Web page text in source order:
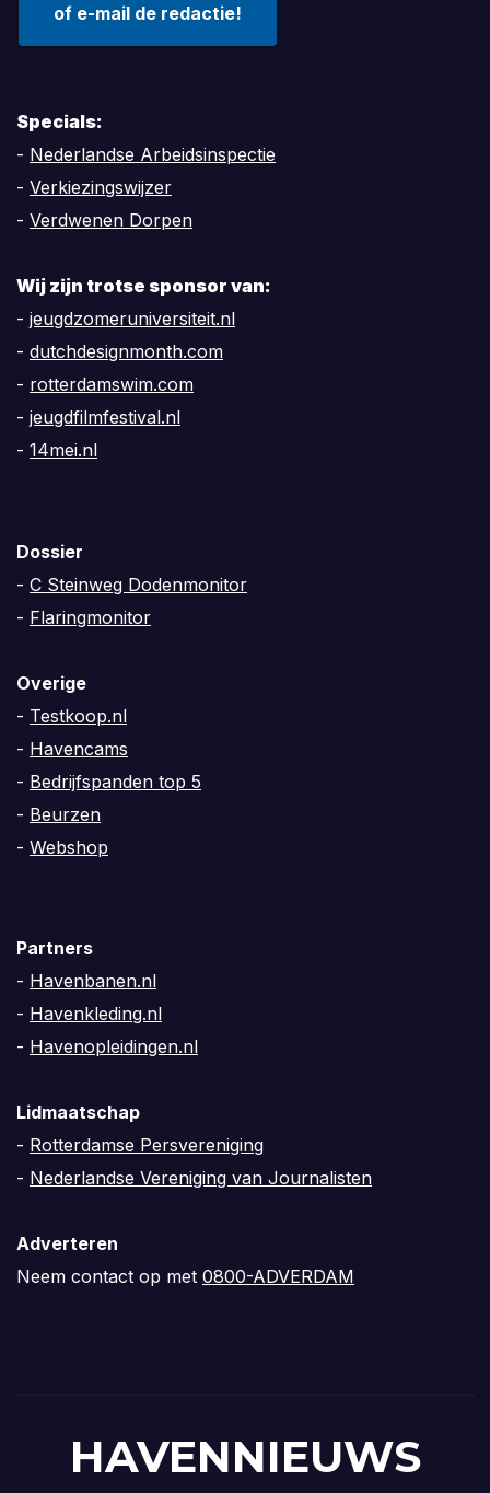
of e-mail de redactie!
Specials:
- Nederlandse Arbeidsinspectie
- Verkiezingswijzer
- Verdwenen Dorpen
Wij zijn trotse sponsor van:
- jeugdzomeruniversiteit.nl
- dutchdesignmonth.com
- rotterdamswim.com
- jeugdfilmfestival.nl
- 14mei.nl
Dossier
- C Steinweg Dodenmonitor
- Flaringmonitor
Overige
- Testkoop.nl
- Havencams
- Bedrijfspanden top 5
- Beurzen
- Webshop
Partners
- Havenbanen.nl
- Havenkleding.nl
- Havenopleidingen.nl
Lidmaatschap
- Rotterdamse Persvereniging
- Nederlandse Vereniging van Journalisten
Adverteren
Neem contact op met 0800-ADVERDAM
HAVENNIEUWS